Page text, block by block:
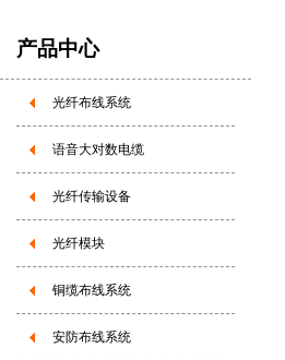
产品中心
光纤布线系统
语音大对数电缆
光纤传输设备
光纤模块
铜缆布线系统
安防布线系统